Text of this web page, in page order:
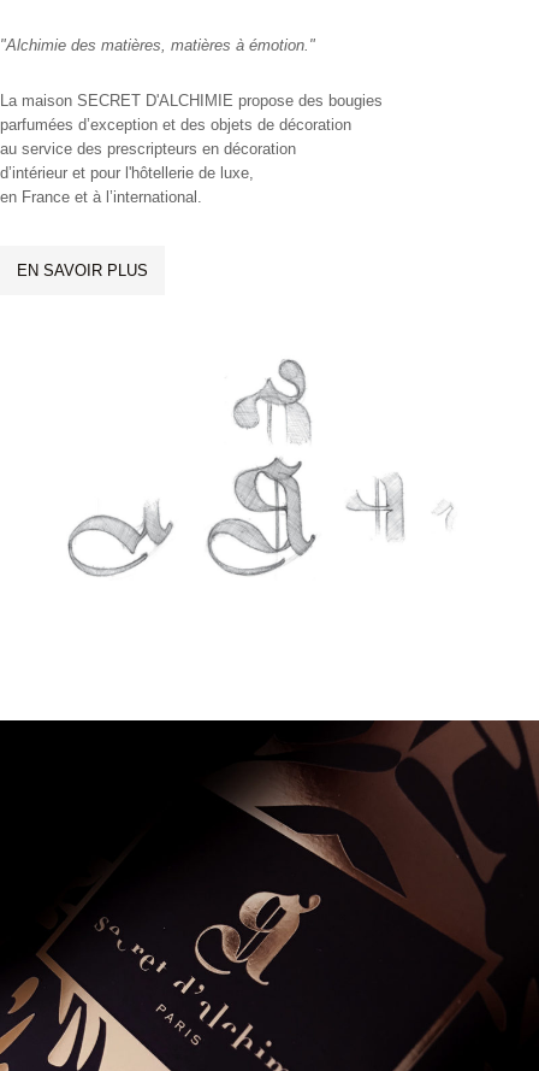
"Alchimie des matières, matières à émotion."
La maison SECRET D'ALCHIMIE propose des bougies
parfumées d’exception et des objets de décoration
au service des prescripteurs en décoration
d’intérieur et pour l'hôtellerie de luxe,
en France et à l’international.
EN SAVOIR PLUS